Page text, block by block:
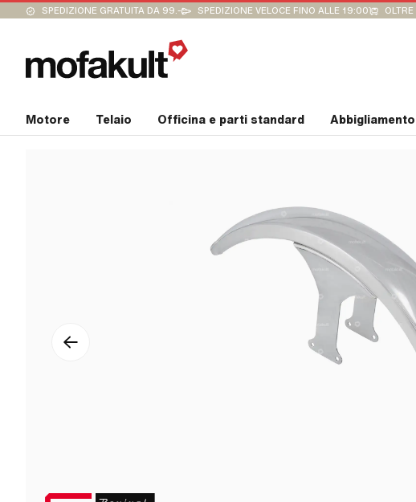
SPEDIZIONE GRATUITA DA 99.- SPEDIZIONE VELOCE FINO ALLE 19:00
Motore Telaio Officina e parti standard